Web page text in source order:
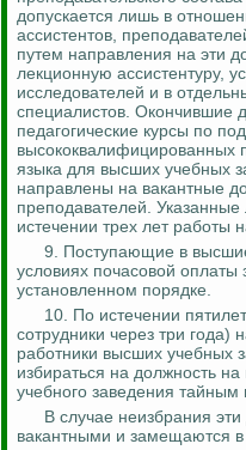
допускается лишь в
ассистентов,
путем направления на эти
лекционную ассистентуру,
исследователей и в
специалистов. Окончившие
педагогические курсы по
высококвалифицированных
языка для высших учебных
направлены на вакантные
преподавателей.
истечении трех лет работы
9. Поступающие в
условиях почасовой оплаты
установленном порядке.
10. По истечении
сотрудники через три года)
работники высших учебных
избираться на должность
учебного заведения тайным
В случае неизбрания
вакантными и замещаются в